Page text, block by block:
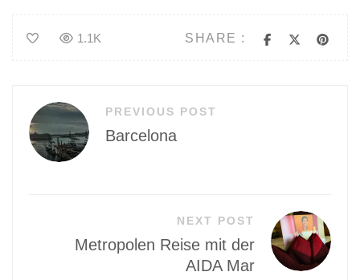
SHARE :
1.1K
Beitragsnavigation
PREVIOUS POST
Barcelona
NEXT POST
Metropolen Reise mit der
AIDA Mar